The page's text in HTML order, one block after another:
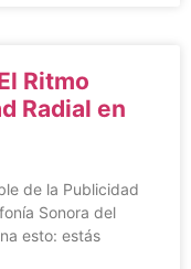
Ritmo
Radial en
de la Publicidad
Sonora del
esto: estás